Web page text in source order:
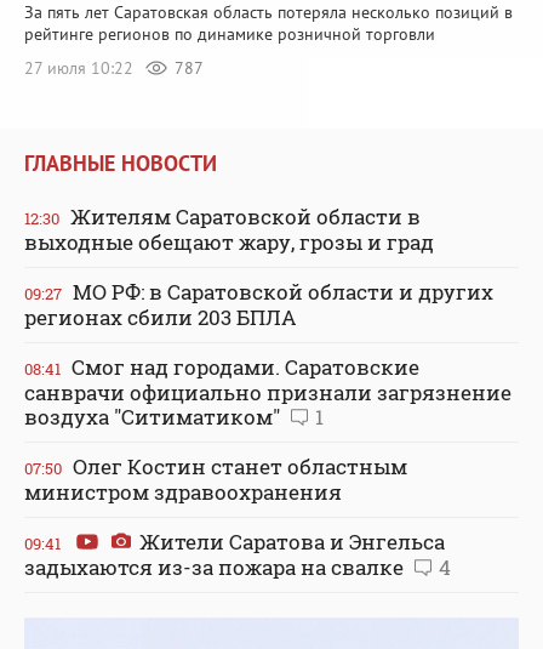
За пять лет Саратовская область потеряла несколько позиций в
рейтинге регионов по динамике розничной торговли
27 июля 10:22
787
ГЛАВНЫЕ НОВОСТИ
12:30 Жителям Саратовской области в
выходные обещают жару, грозы и град
09:27 МО РФ: в Саратовской области и других
регионах сбили 203 БПЛА
08:41 Смог над городами. Саратовские
санврачи официально признали загрязнение
воздуха "Ситиматиком"
1
07:50 Олег Костин станет областным
министром здравоохранения
09:41
Жители Саратова и Энгельса
задыхаются из-за пожара на свалке
4